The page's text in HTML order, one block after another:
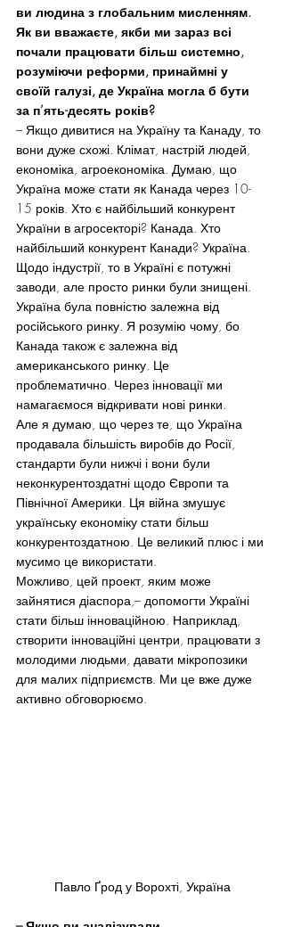
ви людина з глобальним мисленням.
Як ви вважаєте, якби ми зараз всі
почали працювати більш системно,
розуміючи реформи, принаймні у
своїй галузі, де Україна могла б бути
за п’ять-десять років?
– Якщо дивитися на Україну та Канаду, то
вони дуже схожі. Клімат, настрій людей,
економіка, агроекономіка. Думаю, що
Україна може стати як Канада через 10-
15 років. Хто є найбільший конкурент
України в агросекторі? Канада. Хто
найбільший конкурент Канади? Україна.
Щодо індустрії, то в Україні є потужні
заводи, але просто ринки були знищені.
Україна була повністю залежна від
російського ринку. Я розумію чому, бо
Канада також є залежна від
американського ринку. Це
проблематично. Через інновації ми
намагаємося відкривати нові ринки.
Але я думаю, що через те, що Україна
продавала більшість виробів до Росії,
стандарти були нижчі і вони були
неконкурентоздатні щодо Європи та
Північної Америки. Ця війна змушує
українську економіку стати більш
конкурентоздатною. Це великий плюс і ми
мусимо це використати.
Можливо, цей проект, яким може
зайнятися діаспора,– допомогти Україні
стати більш інноваційною. Наприклад,
створити інноваційні центри, працювати з
молодими людьми, давати мікропозики
для малих підприємств. Ми це вже дуже
активно обговорюємо.
Павло Ґрод у Ворохті, Україна